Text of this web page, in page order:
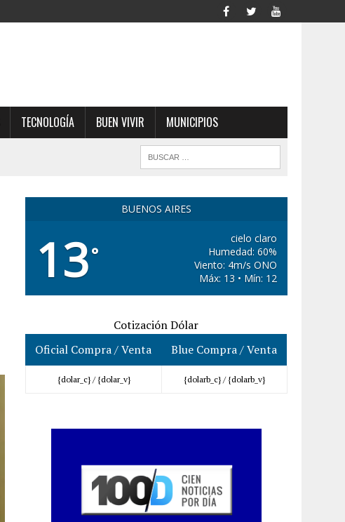
TECNOLOGÍA BUEN VIVIR MUNICIPIOS
BUENOS AIRES
13°
cielo claro
Humedad: 60%
Viento: 4m/s ONO
Máx: 13 • Mín: 12
Cotización Dólar
Oficial Compra / Venta
Blue Compra / Venta
{dolar_c} / {dolar_v} {dolarb_c} / {dolarb_v}